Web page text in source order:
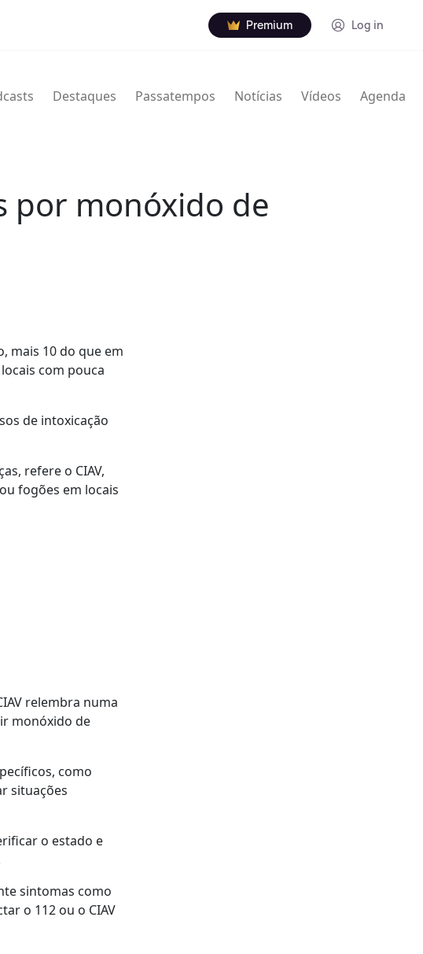
Premium Log in
Destaques Passatempos Notícias Vídeos Agenda
por monóxido de
mais 10 do que em
com pouca
de intoxicação
refere o CIAV,
fogões em locais
relembra numa
monóxido de
como
situações
o estado e
sintomas como
o 112 ou o CIAV